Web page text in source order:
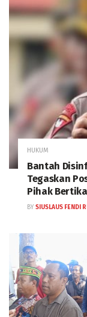
HUKUM
Bantah
Tegaskan
Pihak
BY SIUSLAUS FENDI